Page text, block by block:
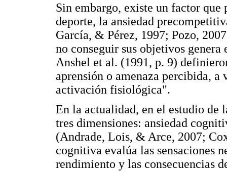
Sin embargo, existe un factor
deporte, la ansiedad
García, & Pérez, 1997; Pozo,
no conseguir sus objetivos
Anshel et al. (1991, p. 9)
aprensión o amenaza percibida, a
activación fisiológica".
En la actualidad, en el estudio de
tres dimensiones: ansiedad
(Andrade, Lois, & Arce, 2007;
cognitiva evalúa las sensaciones
rendimiento y las consecuencias